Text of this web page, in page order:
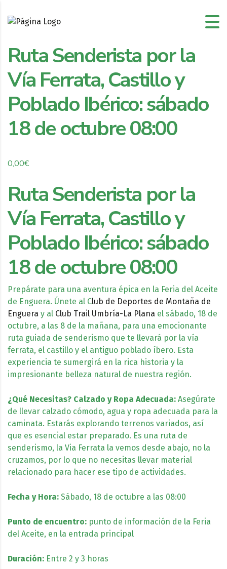
Ruta Senderista por la
Vía Ferrata, Castillo y
Poblado Ibérico: sábado
18 de octubre 08:00
0,00€
Ruta Senderista por la
Vía Ferrata, Castillo y
Poblado Ibérico: sábado
18 de octubre 08:00
Prepárate para una aventura épica en la Feria del Aceite
de Enguera. Únete al Club de Deportes de Montaña de
Enguera y al Club Trail Umbría-La Plana el sábado, 18 de
octubre, a las 8 de la mañana, para una emocionante
ruta guiada de senderismo que te llevará por la vía
ferrata, el castillo y el antiguo poblado íbero. Esta
experiencia te sumergirá en la rica historia y la
impresionante belleza natural de nuestra región.
¿Qué Necesitas? Calzado y Ropa Adecuada: Asegúrate
de llevar calzado cómodo, agua y ropa adecuada para la
caminata. Estarás explorando terrenos variados, así
que es esencial estar preparado. Es una ruta de
senderismo, la Via Ferrata la vemos desde abajo, no la
cruzamos, por lo que no necesitas llevar material
relacionado para hacer ese tipo de actividades.
Fecha y Hora: Sábado, 18 de octubre a las 08:00
Punto de encuentro: punto de información de la Feria
del Aceite, en la entrada principal
Duración: Entre 2 y 3 horas